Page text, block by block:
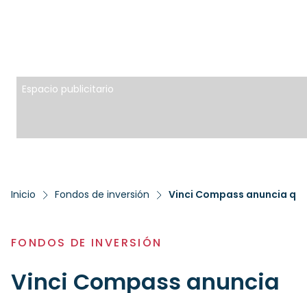
Espacio publicitario
Inicio Fondos de inversión
FONDOS DE INVERSIÓN
Vinci Compass anuncia